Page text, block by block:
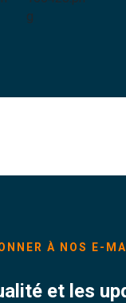
À NOS E-
et les